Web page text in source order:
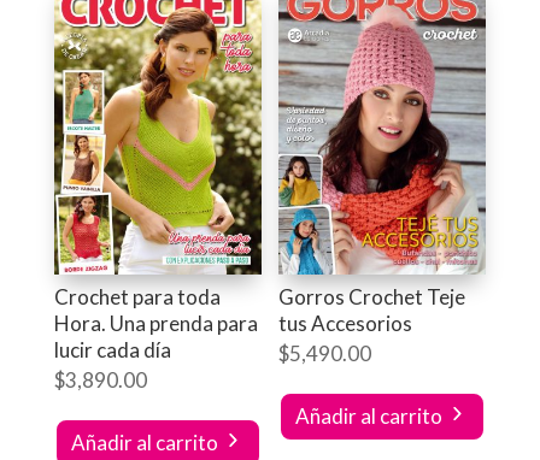
Crochet para toda
Hora. Una prenda para
lucir cada día
$3,890.00
Añadir al carrito
Gorros Crochet Teje
tus Accesorios
$5,490.00
Añadir al carrito